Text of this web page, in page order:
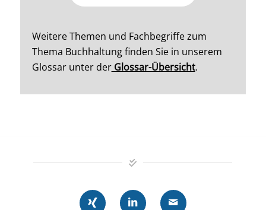
Weitere Themen und Fachbegriffe zum
Thema Buchhaltung finden Sie in unserem
Glossar unter derGlossar-Übersicht.